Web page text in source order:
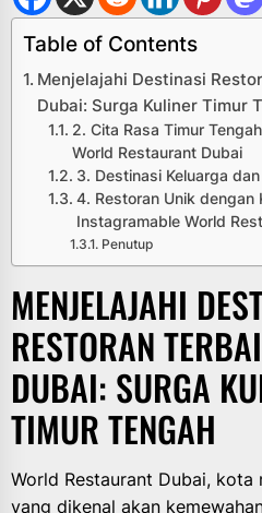
Table of Contents
Menjelajahi Destinasi
Dubai: Surga Kuliner Timur
2. Cita Rasa Timur
World Restaurant Dubai
3. Destinasi Keluarga
4. Restoran Unik dengan
Instagramable World
Penutup
MENJELAJAHI
RESTORAN
DUBAI: SURGA
TIMUR TENGAH
World Restaurant Dubai,
yang dikenal akan